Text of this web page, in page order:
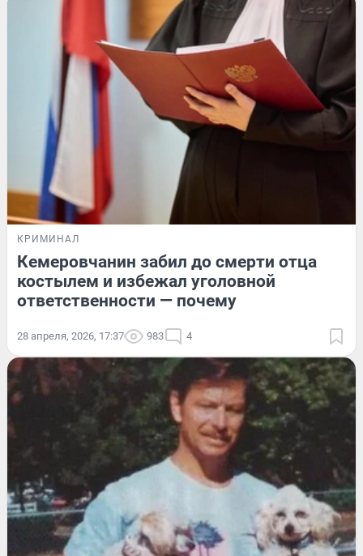
КРИМИНАЛ
Кемеровчанин забил до смерти отца
костылем и избежал уголовной
ответственности — почему
28 апреля, 2026, 17:37 983 4